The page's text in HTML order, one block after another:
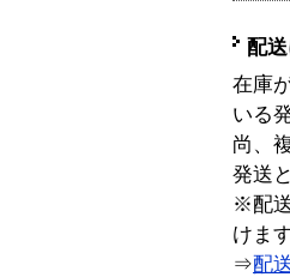
配
在庫
いる
尚、
発送
※配
けま
⇒配